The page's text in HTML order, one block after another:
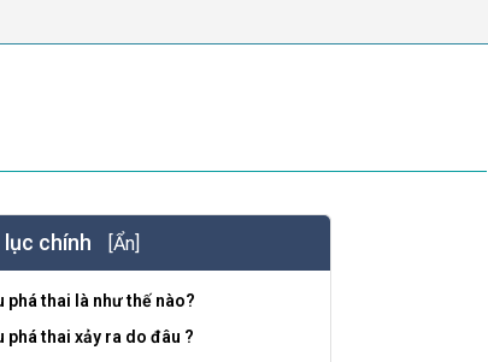
lục chính [Ẩn]
phá thai là như thế nào?
phá thai xảy ra do đâu ?